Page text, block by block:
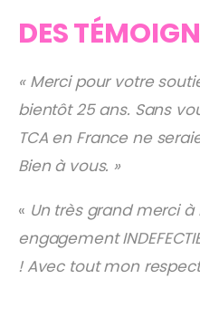
DES
« Merci pour votre
bientôt 25 ans. Sans
TCA en France ne
Bien à vous. »
« Un très grand merci
engagement
! Avec tout mon